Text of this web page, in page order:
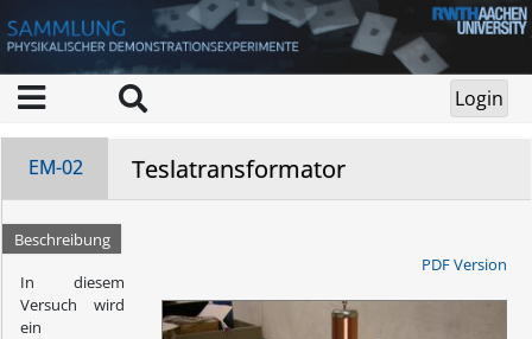
EM-02 Teslatransformator
Beschreibung
PDF Version
In diesem
Versuch wird
ein